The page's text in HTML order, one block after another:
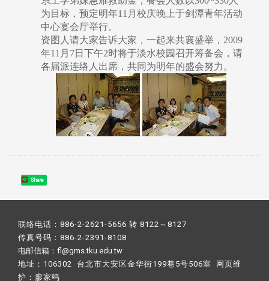
为目标，预定明年11月校庆晚上于剑潭青年活动
中心宴会厅举行。
资图人请大家告诉大家，一起来共襄盛举，2009
年11月7日下午2时将于淡水校园召开筹备会，请
各届派连络人出席，共同为明年的盛会努力。
Share
联络电话：886-2-2621-5656 转 8122～8127
传真号码：886-2-2391-8108
电邮信箱：fl@gms.tku.edu.tw
地址：106302 台北市大安区金华街199巷5号506室 网页维
护： 廖家鸣​